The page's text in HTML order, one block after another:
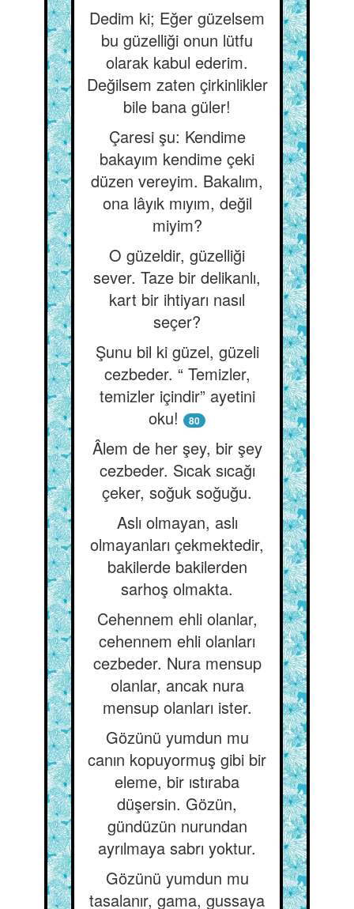
Dedim ki; Eğer güzelsem
bu güzelliği onun lütfu
olarak kabul ederim.
Değilsem zaten çirkinlikler
bile bana güler!
Çaresi şu: Kendime
bakayım kendime çeki
düzen vereyim. Bakalım,
ona lâyık mıyım, değil
miyim?
O güzeldir, güzelliği
sever. Taze bir delikanlı,
kart bir ihtiyarı nasıl
seçer?
Şunu bil ki güzel, güzeli
cezbeder. “ Temizler,
temizler içindir” ayetini
oku!
80
Âlem de her şey, bir şey
cezbeder. Sıcak sıcağı
çeker, soğuk soğuğu.
Aslı olmayan, aslı
olmayanları çekmektedir,
bakilerde bakilerden
sarhoş olmakta.
Cehennem ehli olanlar,
cehennem ehli olanları
cezbeder. Nura mensup
olanlar, ancak nura
mensup olanları ister.
Gözünü yumdun mu
canın kopuyormuş gibi bir
eleme, bir ıstıraba
düşersin. Gözün,
gündüzün nurundan
ayrılmaya sabrı yoktur.
Gözünü yumdun mu
tasalanır, gama, gussaya